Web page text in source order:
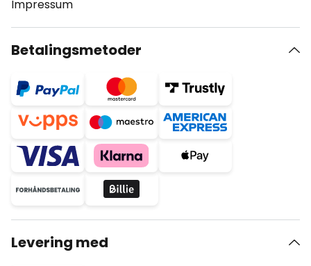
Impressum
Betalingsmetoder
Levering med